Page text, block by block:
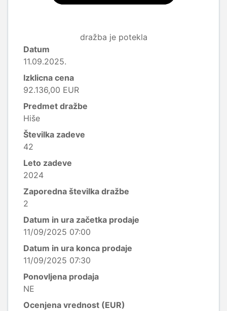
dražba je potekla
Datum
11.09.2025.
Izklicna cena
92.136,00 EUR
Predmet dražbe
Hiše
Številka zadeve
42
Leto zadeve
2024
Zaporedna številka dražbe
2
Datum in ura začetka prodaje
11/09/2025 07:00
Datum in ura konca prodaje
11/09/2025 07:30
Ponovljena prodaja
NE
Ocenjena vrednost (EUR)